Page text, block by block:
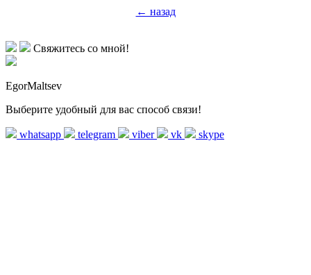
← назад
Свяжитесь со мной!
EgorMaltsev
Выберите удобный для вас способ связи!
whatsapp telegram viber vk skype